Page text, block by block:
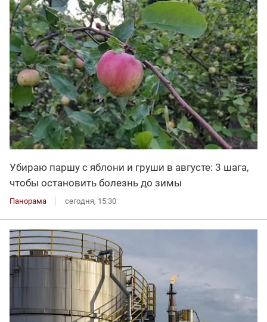
Убираю паршу с яблони и груши в августе: 3 шага,
чтобы остановить болезнь до зимы
Панорама сегодня, 15:30